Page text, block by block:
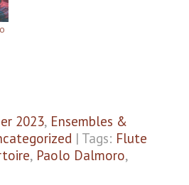
2023, Ensembles &
| Tags: Flute
, Paolo Dalmoro,